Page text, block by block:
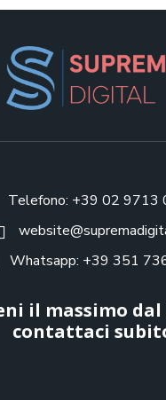
Telefono: +39 02 9713
Whatsapp: +39 351
il massimo
contattaci